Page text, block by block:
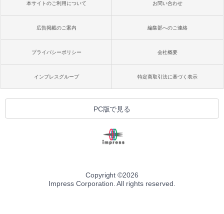
本サイトのご利用について お問い合わせ
広告掲載のご案内 編集部へのご連絡
プライバシーポリシー 会社概要
インプレスグループ 特定商取引法に基づく表示
PC版で見る
Copyright ©2026
Impress Corporation. All rights reserved.